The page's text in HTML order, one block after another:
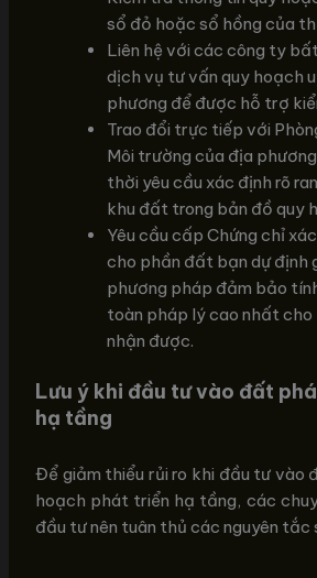
sổ đỏ hoặc sổ hồng của
Liên hệ với các công ty
dịch vụ tư vấn quy hoạch
phương để được hỗ trợ
Trao đổi trực tiếp với
Môi trường của địa
thời yêu cầu xác định rõ
khu đất trong bản đồ quy
Yêu cầu cấp Chứng chỉ
cho phần đất bạn dự định
phương pháp đảm bảo
toàn pháp lý cao nhất cho
nhận được.
Lưu ý khi đầu tư vào đất
hạ tầng
Để giảm thiểu rủi ro khi đầu tư vào
hoạch phát triển hạ tầng, các
đầu tư nên tuân thủ các nguyên tắc